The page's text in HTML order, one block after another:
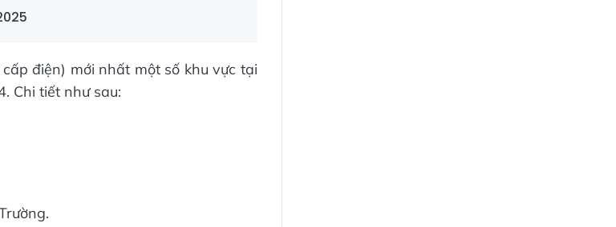
điện) mới nhất một số khu vực tại
Chi tiết như sau: